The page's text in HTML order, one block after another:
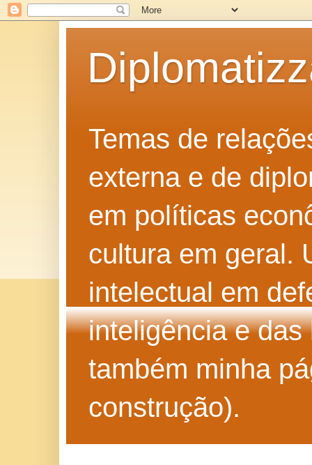
Temas de
externa e de
em políticas
cultura em geral.
intelectual em
inteligência e
também minha
construção).